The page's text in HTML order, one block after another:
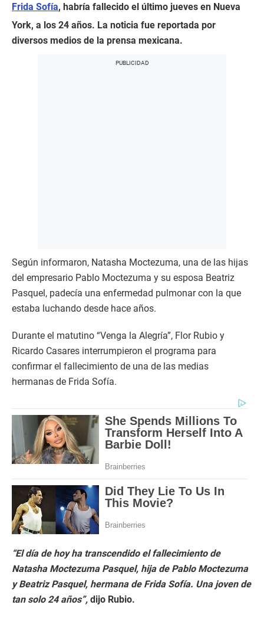
Frida Sofía, habría fallecido el último jueves en Nueva
York, a los 24 años. La noticia fue reportada por
diversos medios de la prensa mexicana.
Según informaron, Natasha Moctezuma, una de las hijas
del empresario Pablo Moctezuma y su esposa Beatriz
Pasquel, padecía una enfermedad pulmonar con la que
estaba luchando desde hace años.
Durante el matutino “Venga la Alegría”, Flor Rubio y
Ricardo Casares interrumpieron el programa para
confirmar el fallecimiento de una de las medias
hermanas de Frida Sofía.
“El día de hoy ha transcendido el fallecimiento de
Natasha Moctezuma Pasquel, hija de Pablo Moctezuma
y Beatriz Pasquel, hermana de Frida Sofía. Una joven de
tan solo 24 años”, dijo Rubio.